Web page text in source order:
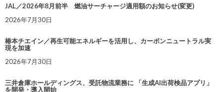
JAL／2026年8月前半 燃油サーチャージ適用額のお知らせ(変更)
2026年7月30日
椿本チエイン／再生可能エネルギーを活用し、カーボンニュートラル実
現を加速
2026年7月30日
三井倉庫ホールディングス、受託物流業務に 「生成AI出荷検品アプリ」
を開発・導入開始